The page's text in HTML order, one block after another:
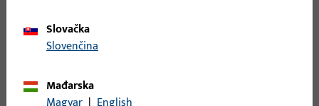
cijeni ili naručili artikle
Slovačka
Slovenčina
Mađarska